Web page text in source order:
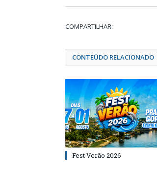
COMPARTILHAR:
CONTEÚDO RELACIONADO
Fest Verão 2026